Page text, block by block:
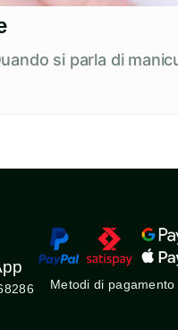
si parla di
Metodi di pagamento